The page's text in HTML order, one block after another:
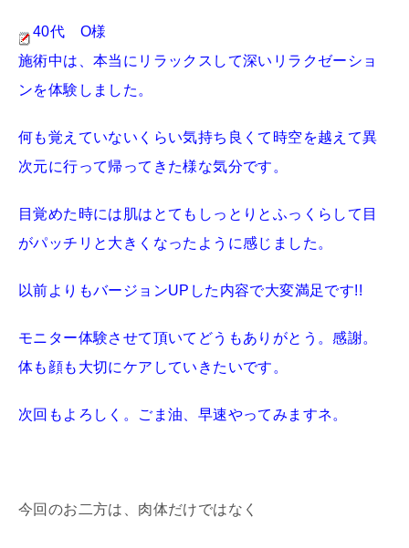
40代 O様
施術中は、本当にリラックスして深いリラクゼーショ
ンを体験しました。
何も覚えていないくらい気持ち良くて時空を越えて異
次元に行って帰ってきた様な気分です。
目覚めた時には肌はとてもしっとりとふっくらして目
がパッチリと大きくなったように感じました。
以前よりもバージョンUPした内容で大変満足です!!
モニター体験させて頂いてどうもありがとう。感謝。
体も顔も大切にケアしていきたいです。
次回もよろしく。ごま油、早速やってみますネ。
今回のお二方は、肉体だけではなく